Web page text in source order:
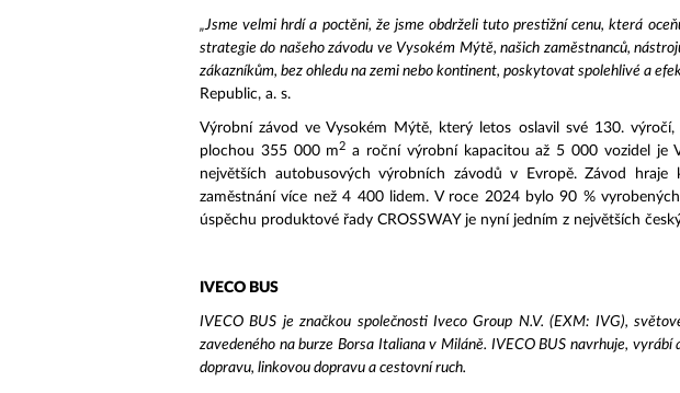
„Jsme velmi hrdí a poctěni, že jsme obdrželi tuto prestižní cenu, která
strategie do našeho závodu ve Vysokém Mýtě, našich zaměstnanců,
zákazníkům, bez ohledu na zemi nebo kontinent, poskytovat spolehlivé a
Republic, a. s.
Výrobní závod ve Vysokém Mýtě, který letos oslavil své 130.
plochou 355 000 m2 a roční výrobní kapacitou až 5 000 vozidel je
největších autobusových výrobních závodů v Evropě. Závod
zaměstnání více než 4 400 lidem. V roce 2024 bylo 90 %
úspěchu produktové řady CROSSWAY je nyní jedním z největších
IVECO BUS
IVECO BUS je značkou společnosti Iveco Group N.V. (EXM: IVG),
zavedeného na burze Borsa Italiana v Miláně. IVECO BUS navrhuje,
dopravu, linkovou dopravu a cestovní ruch.